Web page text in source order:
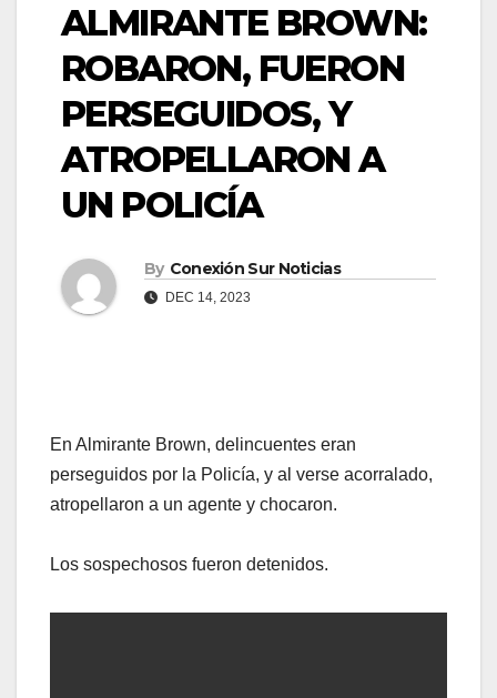
ALMIRANTE BROWN:
ROBARON, FUERON
PERSEGUIDOS, Y
ATROPELLARON A
UN POLICÍA
By Conexión Sur Noticias
DEC 14, 2023
En Almirante Brown, delincuentes eran
perseguidos por la Policía, y al verse acorralado,
atropellaron a un agente y chocaron.
Los sospechosos fueron detenidos.